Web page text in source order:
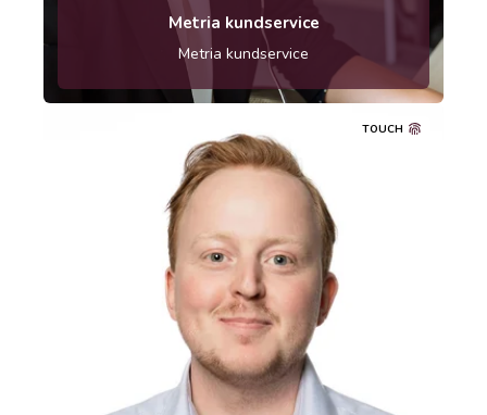
Metria kundservice
Metria kundservice
TOUCH
Telefon: 010-121 80 04